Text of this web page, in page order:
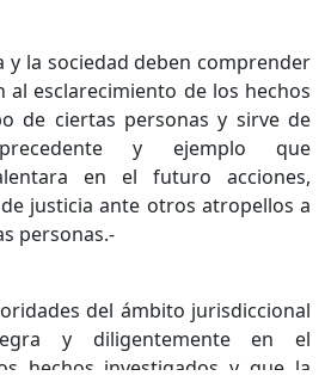
y la sociedad deben comprender
al esclarecimiento de los hechos
de ciertas personas y sirve de
y ejemplo que
en el futuro acciones,
justicia ante otros atropellos a
personas.-
del ámbito jurisdiccional
y diligentemente en el
hechos investigados y que la